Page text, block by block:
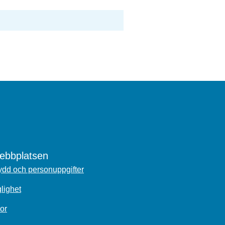
och personuppgifter